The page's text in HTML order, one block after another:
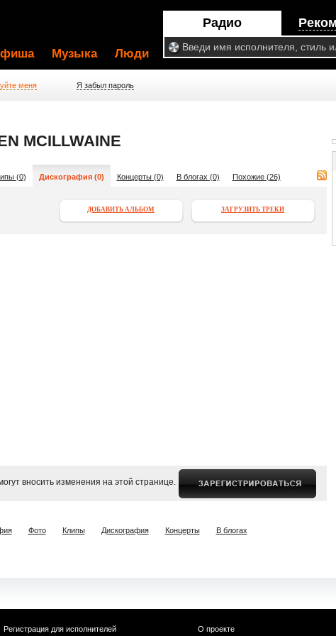
Радио
Музыка Люди
меня Я забыл пароль
MCILLWAINE
(0) Дискография (0) Концерты (0) В блогах (0) Похожие (26)
ЗАГРУЗИТЬ ТРЕКИ
ДОБАВИТЬ АЛЬБОМ
вносить изменения на этой странице.
Фото Клипы Дискография Концерты В блогах
Регистрация для исполнителей
О проекте